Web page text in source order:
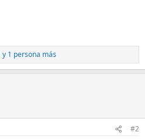
y 1 persona más
#2